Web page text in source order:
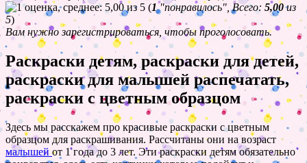
(1"понравилось", Всего: 5,00из
5)
Вам нужно зарегистрироваться, чтобы проголосовать.
Раскраски детям, раскраски для детей,
раскраски для малышей распечатать,
раскраски с цветным образцом
Здесь мы расскажем про красивые раскраски с цветным
образцом для раскрашивания. Рассчитаны они на возраст
малышей от 1 года до 3 лет. Эти раскраски детям обязательно